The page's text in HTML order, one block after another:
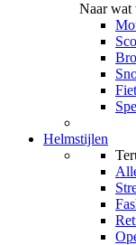
Naar wat
Helmstijlen